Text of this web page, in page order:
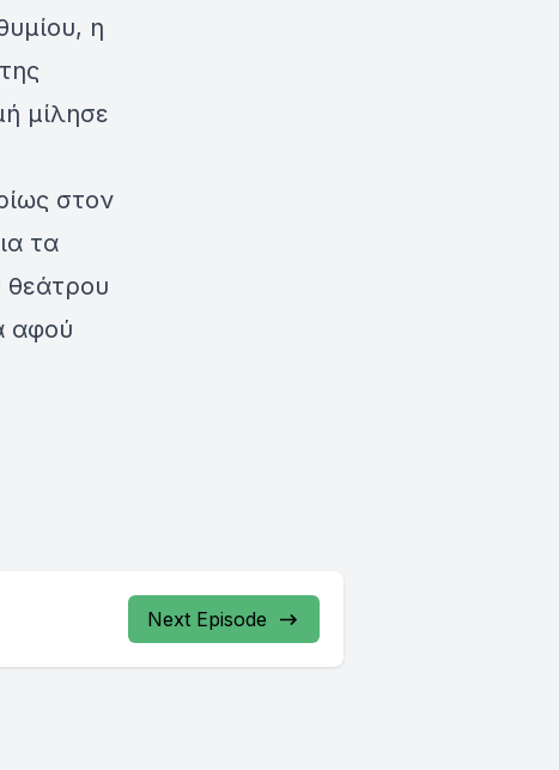
η
μίλησε
στον
τα
θεάτρου
αφού
Next Episode